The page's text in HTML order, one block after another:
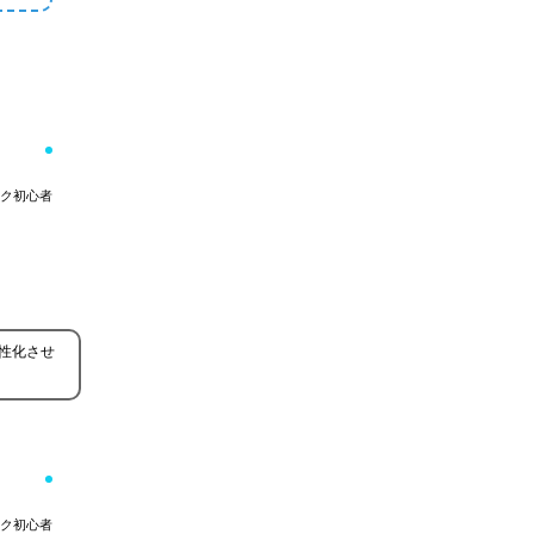
初心者
化させ
初心者